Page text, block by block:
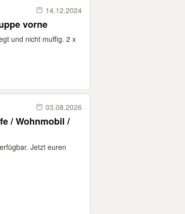
14.12.2024
vorne
und nicht muffig. 2 x
03.08.2026
/ Wohnmobil /
Jetzt euren